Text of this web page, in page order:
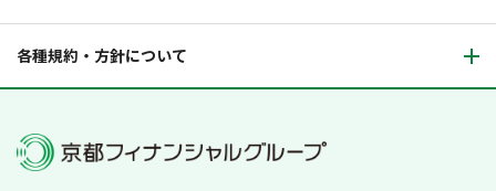
各種規約・方針について